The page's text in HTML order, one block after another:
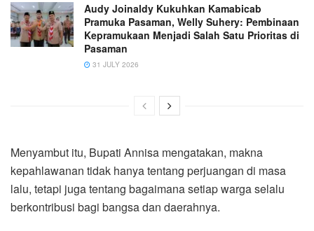
Audy Joinaldy Kukuhkan Kamabicab
Pramuka Pasaman, Welly Suhery: Pembinaan
Kepramukaan Menjadi Salah Satu Prioritas di
Pasaman
31 JULY 2026
Menyambut itu, Bupati Annisa mengatakan, makna
kepahlawanan tidak hanya tentang perjuangan di masa
lalu, tetapi juga tentang bagaimana setiap warga selalu
berkontribusi bagi bangsa dan daerahnya.